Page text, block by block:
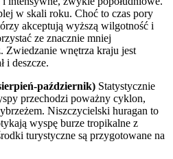
w skali roku. Choć to czas pory
akceptują wyższą wilgotność i
ze znacznie mniej
Zwiedzanie wnętrza kraju jest
i deszcze.
październik) Statystycznie
przechodzi poważny cyklon,
Niszczycielski huragan to
wyspę burze tropikalne z
turystyczne są przygotowane na